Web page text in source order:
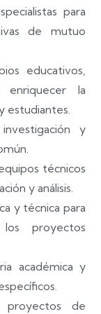
para
de mutuo
educativos,
enriquecer la
estudiantes.
y
técnicos
y análisis.
y técnica para
proyectos
académica y
proyectos de